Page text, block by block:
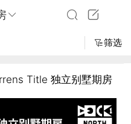
筛选
Title 独立别墅期房